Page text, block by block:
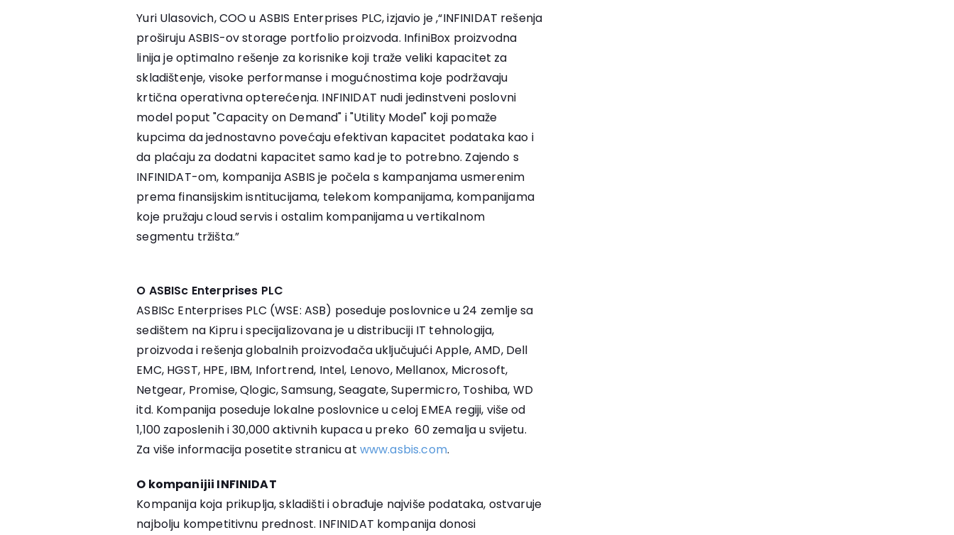
Yuri Ulasovich, COO u ASBIS Enterprises PLC, izjavio je ,“INFINIDAT rešenja
proširuju ASBIS-ov storage portfolio proizvoda. InfiniBox proizvodna
linija je optimalno rešenje za korisnike koji traže veliki kapacitet za
skladištenje, visoke performanse i mogućnostima koje podržavaju
krtična operativna opterećenja. INFINIDAT nudi jedinstveni poslovni
model poput "Capacity on Demand" i "Utility Model" koji pomaže
kupcima da jednostavno povećaju efektivan kapacitet podataka kao i
da plaćaju za dodatni kapacitet samo kad je to potrebno. Zajendo s
INFINIDAT-om, kompanija ASBIS je počela s kampanjama usmerenim
prema finansijskim isntitucijama, telekom kompanijama, kompanijama
koje pružaju cloud servis i ostalim kompanijama u vertikalnom
segmentu tržišta.”
O ASBISc Enterprises PLC
ASBISc Enterprises PLC (WSE: ASB) poseduje poslovnice u 24 zemlje sa
sedištem na Kipru i specijalizovana je u distribuciji IT tehnologija,
proizvoda i rešenja globalnih proizvođača uključujući Apple, AMD, Dell
EMC, HGST, HPE, IBM, Infortrend, Intel, Lenovo, Mellanox, Microsoft,
Netgear, Promise, Qlogic, Samsung, Seagate, Supermicro, Toshiba, WD
itd. Kompanija poseduje lokalne poslovnice u celoj EMEA regiji, više od
1,100 zaposlenih i 30,000 aktivnih kupaca u preko 60 zemalja u svijetu.
Za više informacija posetite stranicu at www.asbis.com.
O kompanijii INFINIDAT
Kompanija koja prikuplja, skladišti i obrađuje najviše podataka, ostvaruje
najbolju kompetitivnu prednost. INFINIDAT kompanija donosi